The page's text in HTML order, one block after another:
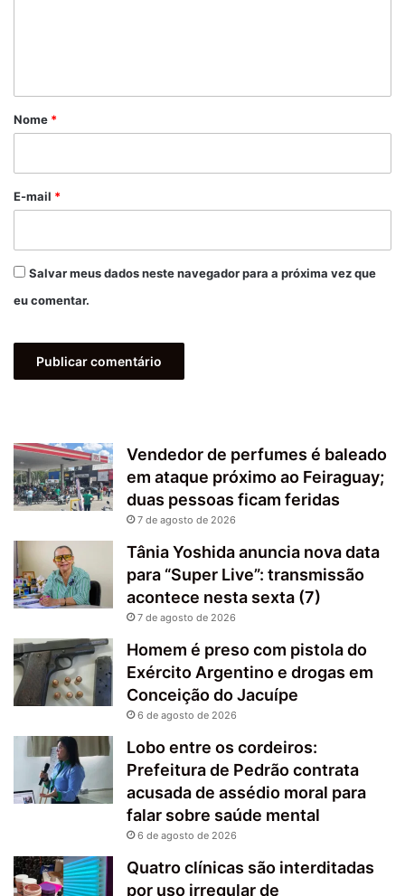
r
*
Nome *
E-mail *
Salvar meus dados neste navegador para a próxima vez que
eu comentar.
Vendedor de perfumes é baleado
em ataque próximo ao Feiraguay;
duas pessoas ficam feridas
7 de agosto de 2026
Tânia Yoshida anuncia nova data
para “Super Live”: transmissão
acontece nesta sexta (7)
7 de agosto de 2026
Homem é preso com pistola do
Exército Argentino e drogas em
Conceição do Jacuípe
6 de agosto de 2026
Lobo entre os cordeiros:
Prefeitura de Pedrão contrata
acusada de assédio moral para
falar sobre saúde mental
6 de agosto de 2026
Quatro clínicas são interditadas
por uso irregular de